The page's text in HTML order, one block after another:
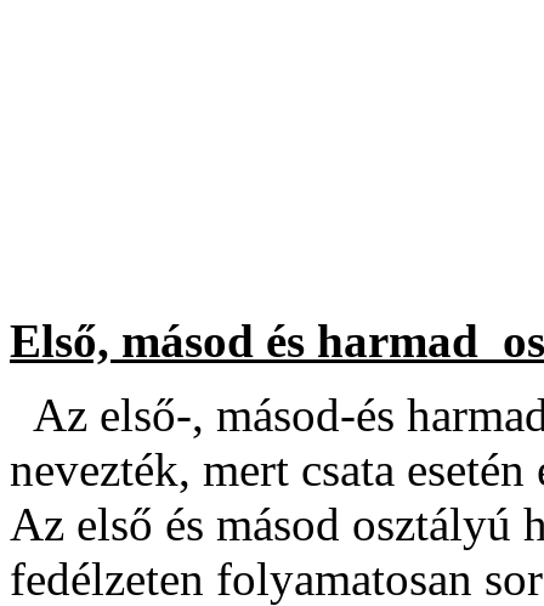
Első, másod és harmad
Az első-, másod-és
nevezték, mert csata
Az első és másod osztályú
fedélzeten folyamatosan